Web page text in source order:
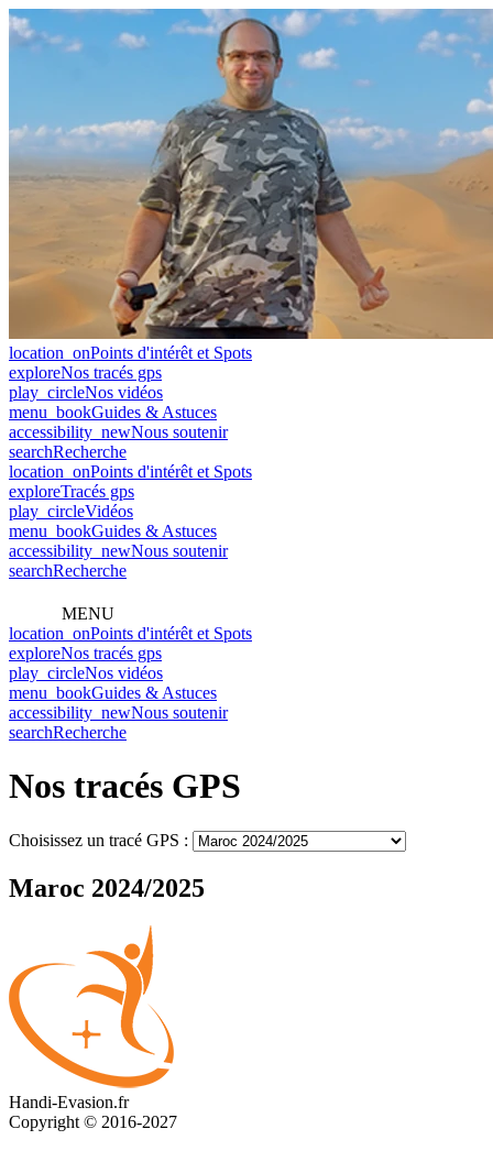
location_onPoints d'intérêt et Spots
exploreNos tracés gps
play_circleNos vidéos
menu_bookGuides & Astuces
accessibility_newNous soutenir
searchRecherche
location_onPoints d'intérêt et Spots
exploreTracés gps
play_circleVidéos
menu_bookGuides & Astuces
accessibility_newNous soutenir
searchRecherche
MENU
location_onPoints d'intérêt et Spots
exploreNos tracés gps
play_circleNos vidéos
menu_bookGuides & Astuces
accessibility_newNous soutenir
searchRecherche
Nos tracés GPS
Choisissez un tracé GPS :
Maroc 2024/2025
Handi-Evasion.fr
Copyright © 2016-2027